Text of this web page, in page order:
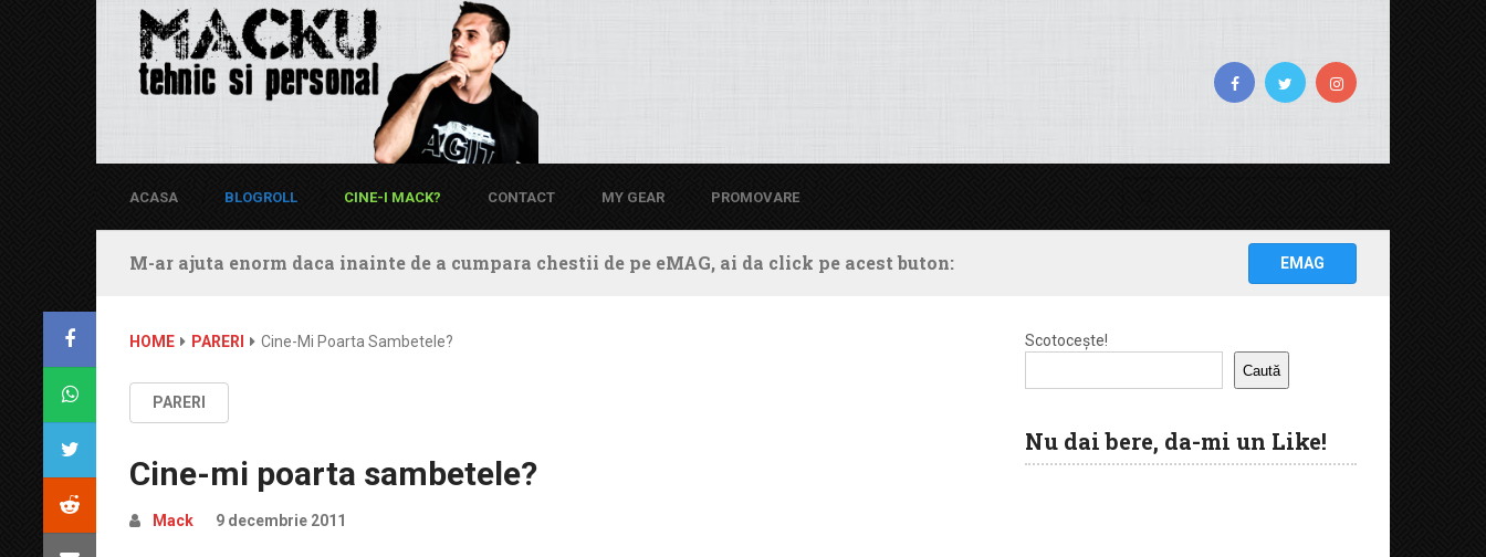
ACASA BLOGROLL CINE-I MACK? CONTACT MY GEAR PROMOVARE
M-ar ajuta enorm daca inainte de a cumpara chestii de pe eMAG, ai da click pe acest buton: EMAG
HOME PARERI Cine-Mi Poarta Sambetele?
PARERI
Cine-mi poarta sambetele?
Mack 9 decembrie 2011
Scotocește!
Caută
Nu dai bere, da-mi un Like!